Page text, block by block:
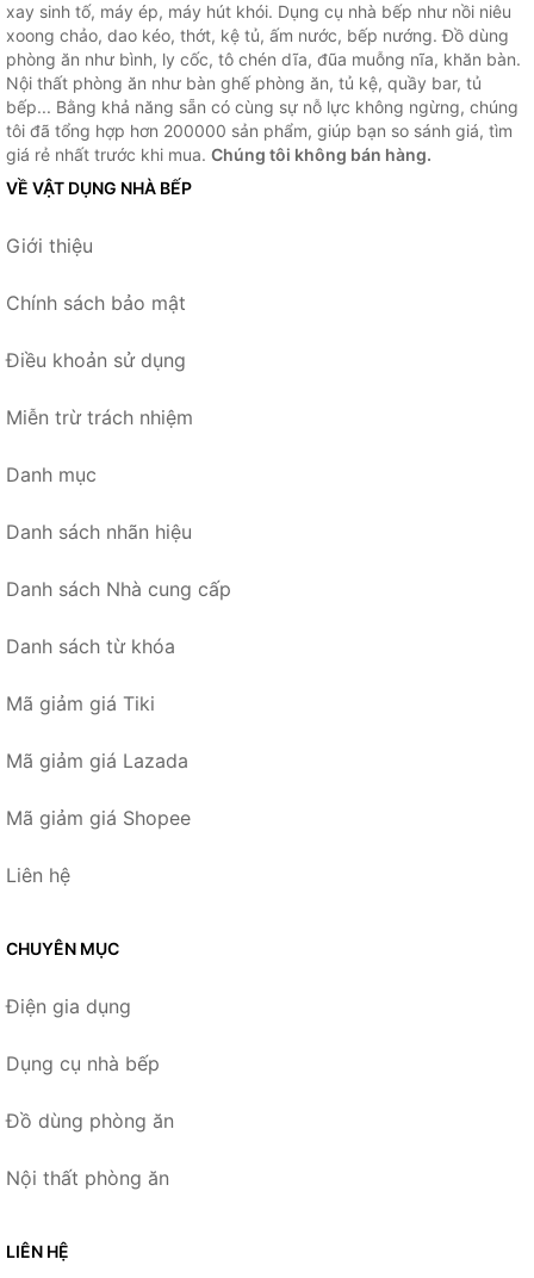
xay sinh tố, máy ép, máy hút khói. Dụng cụ nhà bếp như nồi niêu
xoong chảo, dao kéo, thớt, kệ tủ, ấm nước, bếp nướng. Đồ dùng
phòng ăn như bình, ly cốc, tô chén dĩa, đũa muỗng nĩa, khăn bàn.
Nội thất phòng ăn như bàn ghế phòng ăn, tủ kệ, quầy bar, tủ
bếp... Bằng khả năng sẵn có cùng sự nỗ lực không ngừng, chúng
tôi đã tổng hợp hơn 200000 sản phẩm, giúp bạn so sánh giá, tìm
giá rẻ nhất trước khi mua. Chúng tôi không bán hàng.
VỀ VẬT DỤNG NHÀ BẾP
Giới thiệu
Chính sách bảo mật
Điều khoản sử dụng
Miễn trừ trách nhiệm
Danh mục
Danh sách nhãn hiệu
Danh sách Nhà cung cấp
Danh sách từ khóa
Mã giảm giá Tiki
Mã giảm giá Lazada
Mã giảm giá Shopee
Liên hệ
CHUYÊN MỤC
Điện gia dụng
Dụng cụ nhà bếp
Đồ dùng phòng ăn
Nội thất phòng ăn
LIÊN HỆ